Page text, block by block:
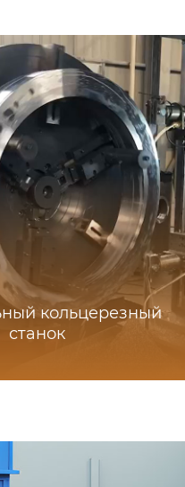
кольцерезный
станок